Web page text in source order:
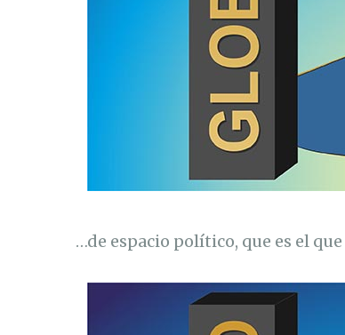
…de espacio político, que es el